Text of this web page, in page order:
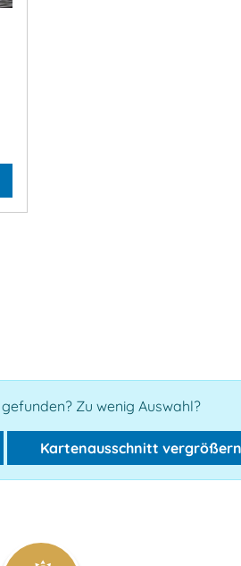
Zu wenig Auswahl?
Kartenausschnitt vergrößern